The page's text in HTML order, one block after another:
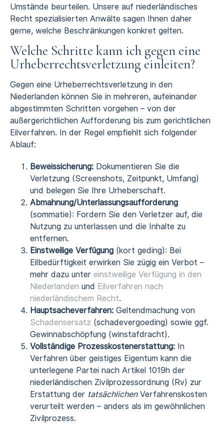
Umstände beurteilen. Unsere auf niederländisches
Recht spezialisierten Anwälte sagen Ihnen daher
gerne, welche Beschränkungen konkret gelten.
Welche Schritte kann ich gegen eine
Urheberrechtsverletzung einleiten?
Gegen eine Urheberrechtsverletzung in den
Niederlanden können Sie in mehreren, aufeinander
abgestimmten Schritten vorgehen – von der
außergerichtlichen Aufforderung bis zum gerichtlichen
Eilverfahren. In der Regel empfiehlt sich folgender
Ablauf:
Beweissicherung: Dokumentieren Sie die
Verletzung (Screenshots, Zeitpunkt, Umfang)
und belegen Sie Ihre Urheberschaft.
Abmahnung/Unterlassungsaufforderung
(sommatie): Fordern Sie den Verletzer auf, die
Nutzung zu unterlassen und die Inhalte zu
entfernen.
Einstweilige Verfügung (kort geding): Bei
Eilbedürftigkeit erwirken Sie zügig ein Verbot –
mehr dazu unter einstweilige Verfügung in den
Niederlanden und Eilverfahren nach
niederländischem Recht.
Hauptsacheverfahren: Geltendmachung von
Schadensersatz (schadevergoeding) sowie ggf.
Gewinnabschöpfung (winstafdracht).
Vollständige Prozesskostenerstattung: In
Verfahren über geistiges Eigentum kann die
unterlegene Partei nach Artikel 1019h der
niederländischen Zivilprozessordnung (Rv) zur
Erstattung der tatsächlichenVerfahrenskosten
verurteilt werden – anders als im gewöhnlichen
Zivilprozess.